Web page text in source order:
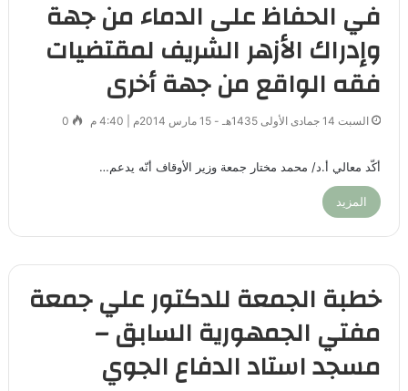
في الحفاظ على الدماء من جهة
وإدراك الأزهر الشريف لمقتضيات
فقه الواقع من جهة أخرى
السبت 14 جمادى الأولى 1435هـ - 15 مارس 2014م | 4:40 م 0
أكّد معالي أ.د/ محمد مختار جمعة وزير الأوقاف أنّه يدعم…
المزيد
خطبة الجمعة للدكتور علي جمعة
مفتي الجمهورية السابق –
مسجد استاد الدفاع الجوي